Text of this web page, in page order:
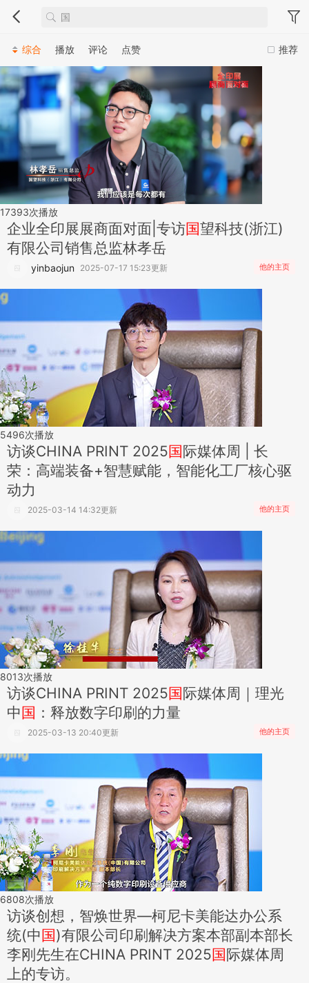
推荐
综合 播放 评论 点赞
17393次播放
企业全印展展商面对面|专访国望科技(浙江)
有限公司销售总监林孝岳
yinbaojun 2025-07-17 15:23更新 他的主页
5496次播放
访谈CHINA PRINT 2025国际媒体周 | 长
荣：高端装备+智慧赋能，智能化工厂核心驱
动力
2025-03-14 14:32更新 他的主页
8013次播放
访谈CHINA PRINT 2025国际媒体周｜理光
中国 ：释放数字印刷的力量
2025-03-13 20:40更新 他的主页
6808次播放
访谈创想，智焕世界—柯尼卡美能达办公系
统(中国)有限公司印刷解决方案本部副本部长
李刚先生在CHINA PRINT 2025国际媒体周
上的专访。